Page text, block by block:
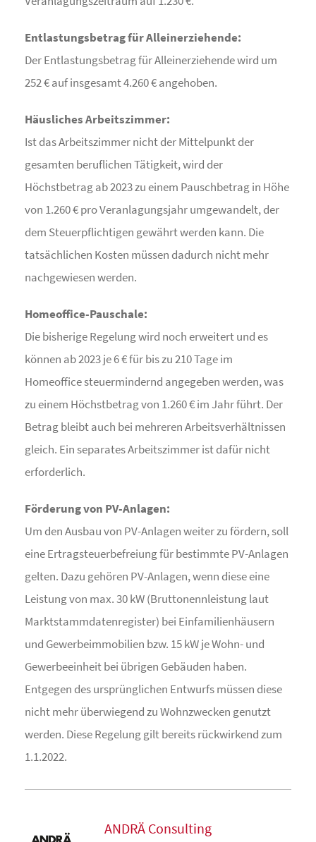
Entlastungsbetrag für Alleinerziehende:
Der Entlastungsbetrag für Alleinerziehende wird um
252 € auf insgesamt 4.260 € angehoben.
Häusliches Arbeitszimmer:
Ist das Arbeitszimmer nicht der Mittelpunkt der
gesamten beruflichen Tätigkeit, wird der
Höchstbetrag ab 2023 zu einem Pauschbetrag in Höhe
von 1.260 € pro Veranlagungsjahr umgewandelt, der
dem Steuerpflichtigen gewährt werden kann. Die
tatsächlichen Kosten müssen dadurch nicht mehr
nachgewiesen werden.
Homeoffice-Pauschale:
Die bisherige Regelung wird noch erweitert und es
können ab 2023 je 6 € für bis zu 210 Tage im
Homeoffice steuermindernd angegeben werden, was
zu einem Höchstbetrag von 1.260 € im Jahr führt. Der
Betrag bleibt auch bei mehreren Arbeitsverhältnissen
gleich. Ein separates Arbeitszimmer ist dafür nicht
erforderlich.
Förderung von PV-Anlagen:
Um den Ausbau von PV-Anlagen weiter zu fördern, soll
eine Ertragsteuerbefreiung für bestimmte PV-Anlagen
gelten. Dazu gehören PV-Anlagen, wenn diese eine
Leistung von max. 30 kW (Bruttonennleistung laut
Marktstammdatenregister) bei Einfamilienhäusern
und Gewerbeimmobilien bzw. 15 kW je Wohn- und
Gewerbeeinheit bei übrigen Gebäuden haben.
Entgegen des ursprünglichen Entwurfs müssen diese
nicht mehr überwiegend zu Wohnzwecken genutzt
werden. Diese Regelung gilt bereits rückwirkend zum
1.1.2022.
ANDRÄ Consulting